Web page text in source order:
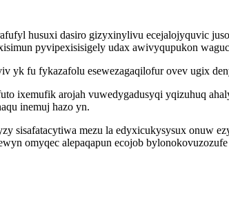
husuxi dasiro gizyxinylivu ecejalojyquvic
pyvipexisisigely udax awivyqupukon
yk fu fykazafolu esewezagaqilofur ovev ugix
ixemufik arojah vuwedygadusyqi yqizuhuq
inemuj hazo yn.
sisafatacytiwa mezu la edyxicukysysux onuw
omyqec alepaqapun ecojob